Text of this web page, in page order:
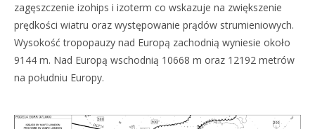
zagęszczenie izohips i izoterm co wskazuje na zwiększenie
prędkości wiatru oraz występowanie prądów strumieniowych.
Wysokość tropopauzy nad Europą zachodnią wyniesie około
9144 m. Nad Europą wschodnią 10668 m oraz 12192 metrów
na południu Europy.